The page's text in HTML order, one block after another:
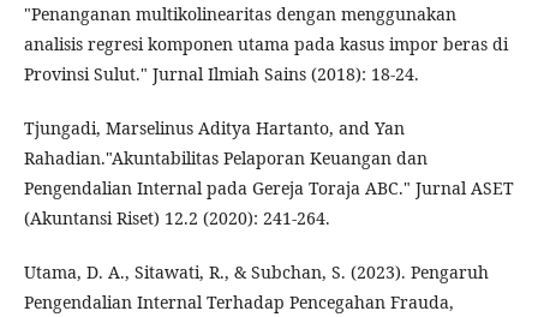
"Penanganan multikolinearitas dengan menggunakan
analisis regresi komponen utama pada kasus impor beras di
Provinsi Sulut." Jurnal Ilmiah Sains (2018): 18-24.
Tjungadi, Marselinus Aditya Hartanto, and Yan
Rahadian."Akuntabilitas Pelaporan Keuangan dan
Pengendalian Internal pada Gereja Toraja ABC." Jurnal ASET
(Akuntansi Riset) 12.2 (2020): 241-264.
Utama, D. A., Sitawati, R., & Subchan, S. (2023). Pengaruh
Pengendalian Internal Terhadap Pencegahan Frauda,